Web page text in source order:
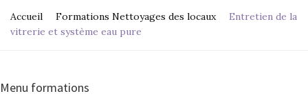
Accueil Formations Nettoyages des locaux
Entretien de la
vitrerie et système eau pure
Menu formations